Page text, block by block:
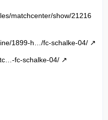
matchcenter/show/21216
1899-h…/fc-schalke-04/
fc-schalke-04/